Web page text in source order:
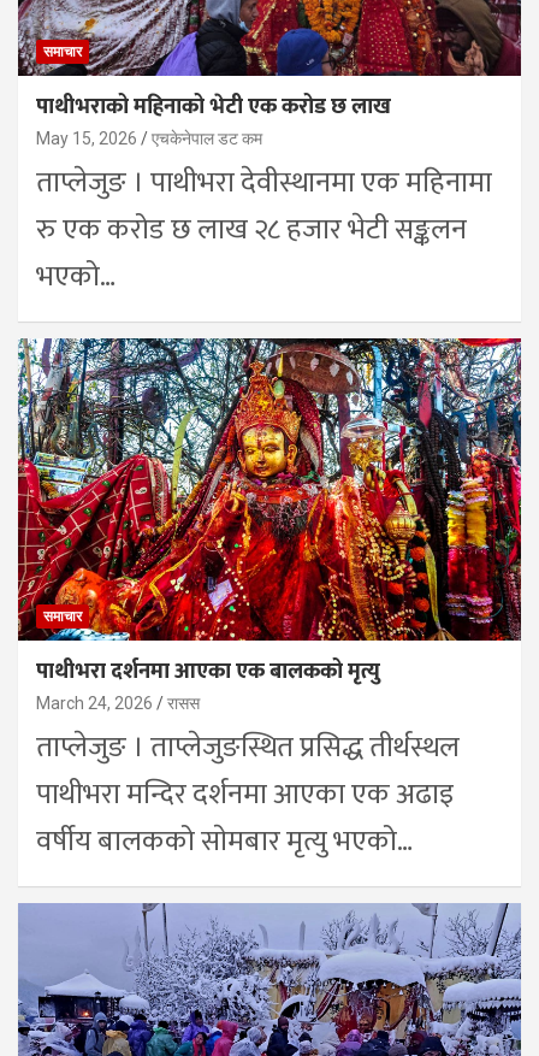
समाचार
पाथीभराको महिनाको भेटी एक करोड छ लाख
May 15, 2026 एचकेनेपाल डट कम
ताप्लेजुङ । पाथीभरा देवीस्थानमा एक महिनामा
रु एक करोड छ लाख २८ हजार भेटी सङ्कलन
भएको…
समाचार
पाथीभरा दर्शनमा आएका एक बालकको मृत्यु
March 24, 2026 रासस
ताप्लेजुङ । ताप्लेजुङस्थित प्रसिद्ध तीर्थस्थल
पाथीभरा मन्दिर दर्शनमा आएका एक अढाइ
वर्षीय बालकको साेमबार मृत्यु भएको…